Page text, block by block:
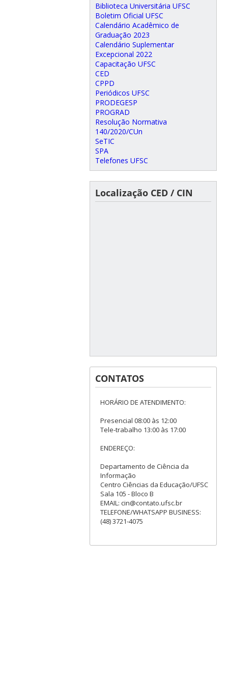
Biblioteca Universitária UFSC
Boletim Oficial UFSC
Calendário Acadêmico de
Graduação 2023
Calendário Suplementar
Excepcional 2022
Capacitação UFSC
CED
CPPD
Periódicos UFSC
PRODEGESP
PROGRAD
Resolução Normativa
140/2020/CUn
SeTIC
SPA
Telefones UFSC
Localização CED / CIN
CONTATOS
HORÁRIO DE ATENDIMENTO:
Presencial 08:00 às 12:00
Tele-trabalho 13:00 às 17:00
ENDEREÇO:
Departamento de Ciência da
Informação
Centro Ciências da Educação/UFSC
Sala 105 - Bloco B
EMAIL: cin@contato.ufsc.br
TELEFONE/WHATSAPP BUSINESS:
(48) 3721-4075